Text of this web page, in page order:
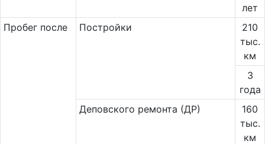
лет
Пробег после
Постройки
210
тыс.
км
3
года
Деповского ремонта (ДР)
160
тыс.
км